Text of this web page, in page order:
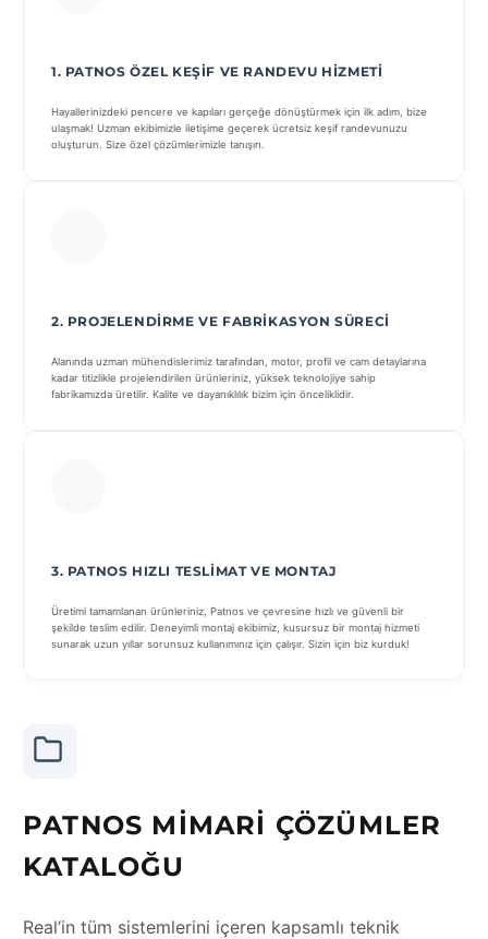
1. PATNOS ÖZEL KEŞIF VE RANDEVU HIZMETI
Hayallerinizdeki pencere ve kapıları gerçeğe dönüştürmek için ilk adım, bize
ulaşmak! Uzman ekibimizle iletişime geçerek ücretsiz keşif randevunuzu
oluşturun. Size özel çözümlerimizle tanışın.
2. PROJELENDIRME VE FABRIKASYON SÜRECI
Alanında uzman mühendislerimiz tarafından, motor, profil ve cam detaylarına
kadar titizlikle projelendirilen ürünleriniz, yüksek teknolojiye sahip
fabrikamızda üretilir. Kalite ve dayanıklılık bizim için önceliklidir.
3. PATNOS HIZLI TESLIMAT VE MONTAJ
Üretimi tamamlanan ürünleriniz, Patnos ve çevresine hızlı ve güvenli bir
şekilde teslim edilir. Deneyimli montaj ekibimiz, kusursuz bir montaj hizmeti
sunarak uzun yıllar sorunsuz kullanımınız için çalışır. Sizin için biz kurduk!
PATNOS MIMARI ÇÖZÜMLER
KATALOĞU
Real’in tüm sistemlerini içeren kapsamlı teknik